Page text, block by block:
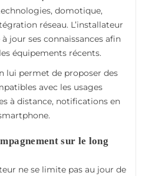
domotique,
réseau. L’installateur
jour ses connaissances afin
équipements récents.
lui permet de proposer des
avec les usages
à distance, notifications en
sur le long
ne se limite pas au jour de